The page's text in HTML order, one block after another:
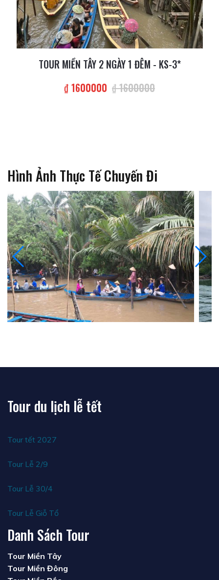
TOUR MIỀN TÂY 2 NGÀY 1 ĐÊM - KS-3*
₫ 1600000 ₫ 1600000
Hình Ảnh Thực Tế Chuyến Đi
Tour du lịch lễ tết
Tour tết 2027
Tour Lễ 2/9
Tour Lễ 30/4
Tour Lễ Giỗ Tổ
Danh Sách Tour
Tour Miền Tây
Tour Miền Đông